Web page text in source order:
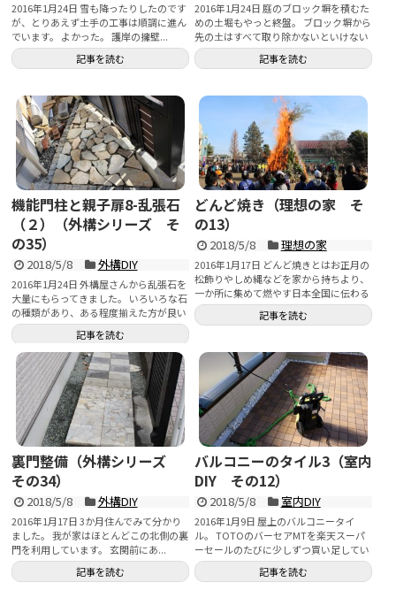
2016年1月24日 雪も降ったりしたのです
が、とりあえず土手の工事は順調に進ん
でいます。 よかった。 護岸の擁壁...
記事を読む
2016年1月24日 庭のブロック塀を積むた
めの土堀もやっと終盤。 ブロック塀から
先の土はすべて取り除かないといけない
の...
記事を読む
機能門柱と親子扉8-乱張石
（２）（外構シリーズ そ
の35）
2018/5/8 外構DIY
2016年1月24日 外構屋さんから乱張石を
大量にもらってきました。 いろいろな石
の種類があり、ある程度揃えた方が良い
の...
記事を読む
どんど焼き（理想の家 そ
の13）
2018/5/8 理想の家
2016年1月17日 どんど焼きとはお正月の
松飾りやしめ縄などを家から持ちより、
一か所に集めて燃やす日本全国に伝わる
お正月の火...
記事を読む
裏門整備（外構シリーズ
その34）
2018/5/8 外構DIY
2016年1月17日 3か月住んでみて分かり
ました。 我が家はほとんどこの北側の裏
門を利用しています。 玄関前にあ...
記事を読む
バルコニーのタイル3（室内
DIY その12）
2018/5/8 室内DIY
2016年1月9日 屋上のバルコニータイ
ル。 TOTOのバーセアMTを楽天スーパ
ーセールのたびに少しずつ買い足してい
るの...
記事を読む